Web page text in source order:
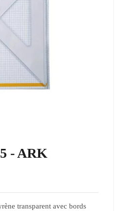
- ARK
transparent avec bords